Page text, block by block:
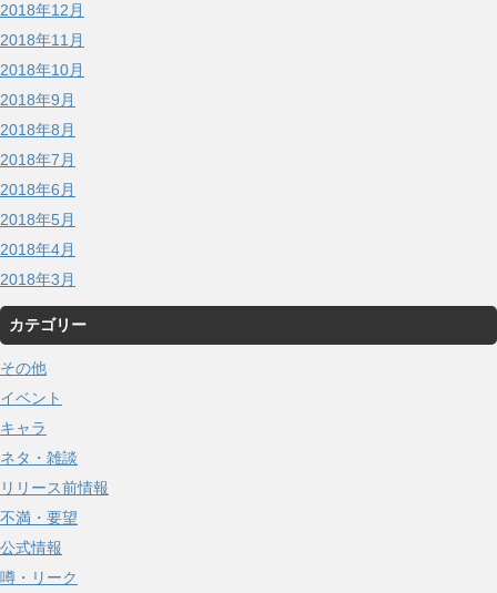
2018年12月
2018年11月
2018年10月
2018年9月
2018年8月
2018年7月
2018年6月
2018年5月
2018年4月
2018年3月
カテゴリー
その他
イベント
キャラ
ネタ・雑談
リリース前情報
不満・要望
公式情報
噂・リーク